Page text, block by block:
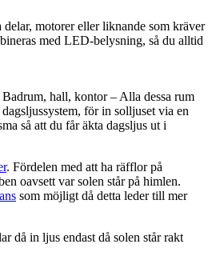
motorer eller liknande som kräver
med LED-belysning, så du alltid
hall, kontor – Alla dessa rum
för in solljuset via en
så att du får äkta dagsljus ut i
. Fördelen med att ha räfflor på
oavsett var solen står på himlen.
som möjligt då detta leder till mer
då in ljus endast då solen står rakt